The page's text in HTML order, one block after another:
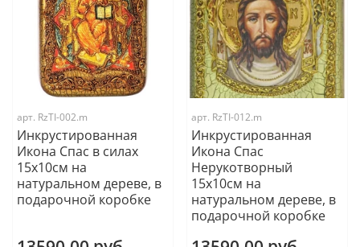
арт. RzTI-002.m
Инкрустированная
Икона Спас в силах
15х10см на
натуральном дереве, в
подарочной коробке
арт. RzTI-012.m
Инкрустированная
Икона Спас
Нерукотворный
15х10см на
натуральном дереве, в
подарочной коробке